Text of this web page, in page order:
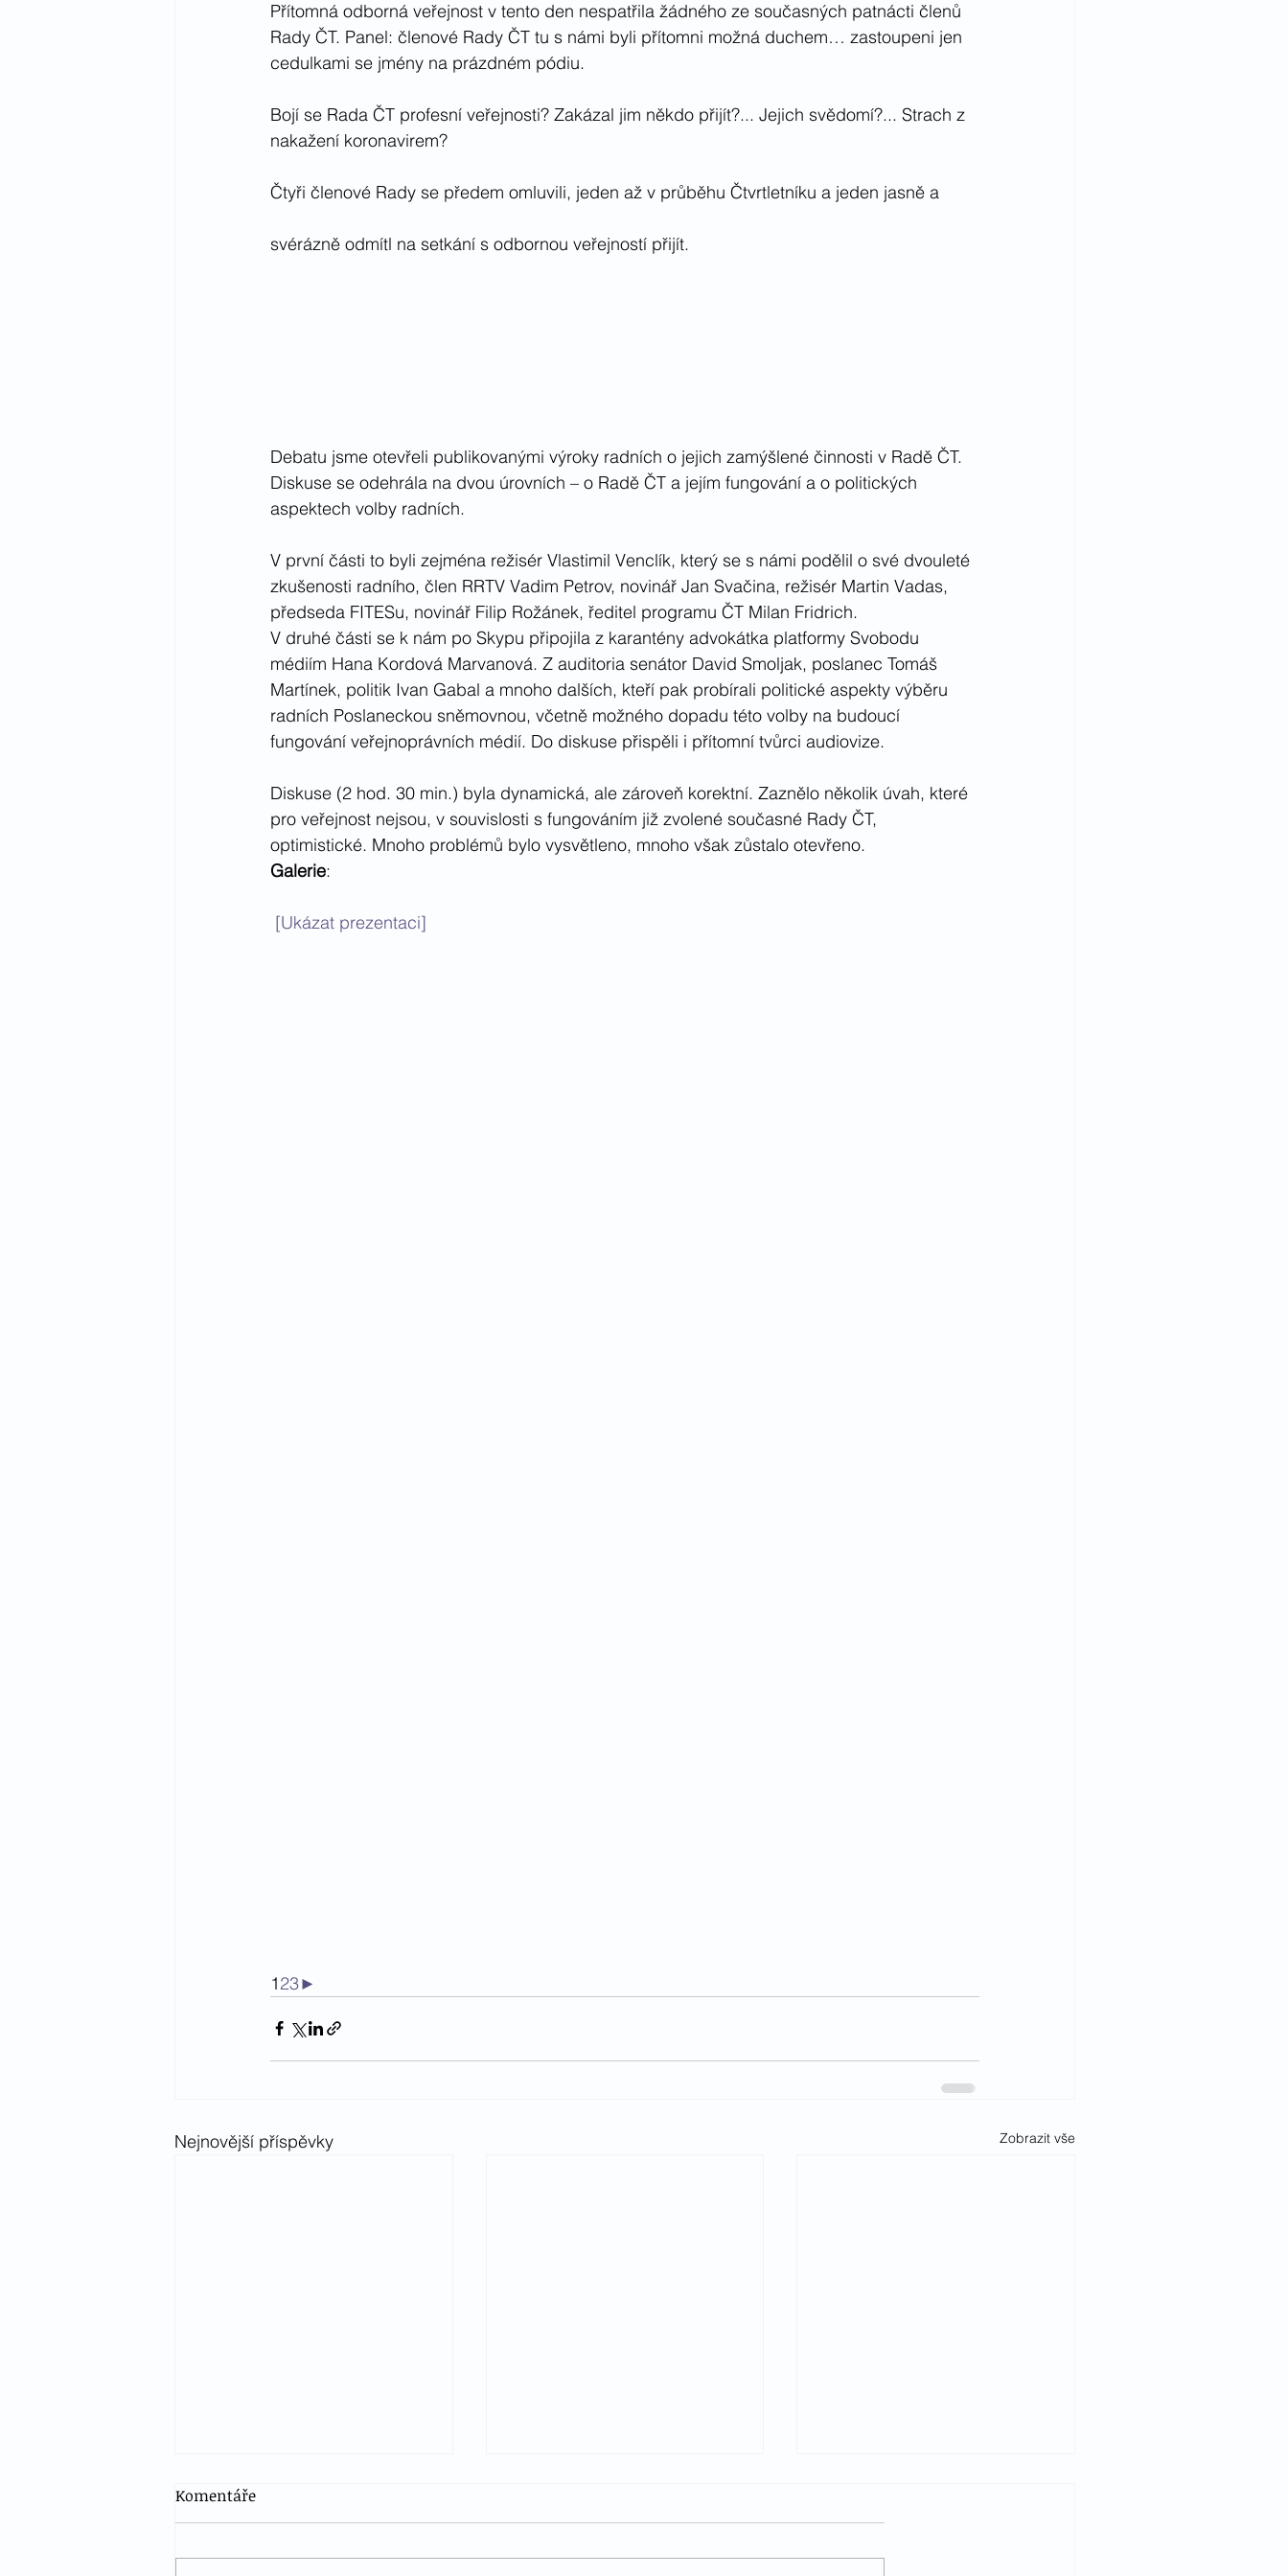
Přítomná odborná veřejnost v tento den nespatřila žádného ze současných patnácti členů
Rady ČT. Panel: členové Rady ČT tu s námi byli přítomni možná duchem… zastoupeni jen
cedulkami se jmény na prázdném pódiu.
Bojí se Rada ČT profesní veřejnosti? Zakázal jim někdo přijít?... Jejich svědomí?... Strach z
nakažení koronavirem?
Čtyři členové Rady se předem omluvili, jeden až v průběhu Čtvrtletníku a jeden jasně a
svérázně odmítl na setkání s odbornou veřejností přijít.
Debatu jsme otevřeli publikovanými výroky radních o jejich zamýšlené činnosti v Radě ČT.
Diskuse se odehrála na dvou úrovních – o Radě ČT a jejím fungování a o politických
aspektech volby radních.
V první části to byli zejména režisér Vlastimil Venclík, který se s námi podělil o své dvouleté
zkušenosti radního, člen RRTV Vadim Petrov, novinář Jan Svačina, režisér Martin Vadas,
předseda FITESu, novinář Filip Rožánek, ředitel programu ČT Milan Fridrich.
V druhé části se k nám po Skypu připojila z karantény advokátka platformy Svobodu
médiím Hana Kordová Marvanová. Z auditoria senátor David Smoljak, poslanec Tomáš
Martínek, politik Ivan Gabal a mnoho dalších, kteří pak probírali politické aspekty výběru
radních Poslaneckou sněmovnou, včetně možného dopadu této volby na budoucí
fungování veřejnoprávních médií. Do diskuse přispěli i přítomní tvůrci audiovize.
Diskuse (2 hod. 30 min.) byla dynamická, ale zároveň korektní. Zaznělo několik úvah, které
pro veřejnost nejsou, v souvislosti s fungováním již zvolené současné Rady ČT,
optimistické. Mnoho problémů bylo vysvětleno, mnoho však zůstalo otevřeno.
Galerie:
[Ukázat prezentaci]
123►
Nejnovější příspěvky Zobrazit vše
Komentáře